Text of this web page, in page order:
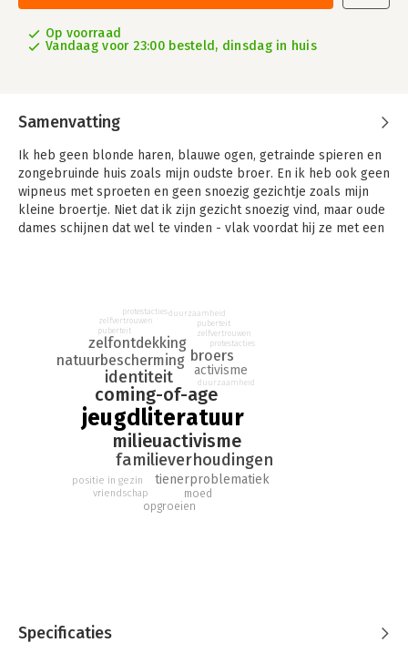
Op voorraad
Vandaag voor 23:00 besteld, dinsdag in huis
Samenvatting
Ik heb geen blonde haren, blauwe ogen, getrainde spieren en
zongebruinde huis zoals mijn oudste broer. En ik heb ook geen
wipneus met sproeten en geen snoezig gezichtje zoals mijn
kleine broertje. Niet dat ik zijn gezicht snoezig vind, maar oude
dames schijnen dat wel te vinden - vlak voordat hij ze met een
klimt om te voorkomen dat die gekapt wordt, besluit hij in een
opwelling om achter deze Leila aan te klimmen. Meer en meer
mensen horen van hun protest, en voor het eerst in zijn leven
voelt Marnus zich belangrijk, al begrijpt hij niet precies
waarom dan. Want wat is eigenlijk de werkelijke reden dat Leila
de boom wil redden?jeugdliteratuur
coming-of-age
milieuactivisme
identiteit
familieverhoudingen
natuurbescherming
zelfontdekking
broers
tienerproblematiek
activisme
moed
opgroeien
vriendschap
positie in gezin
duurzaamheid
puberteit
zelfvertrouwen
protestactiesduurzaamheid
puberteit
zelfvertrouwen
protestacties
Specificaties